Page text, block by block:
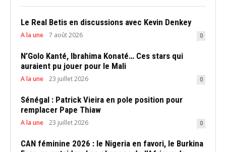
Le Real Betis en discussions avec Kevin Denkey
A la une 7 août 2026 0
N’Golo Kanté, Ibrahima Konaté… Ces stars qui
auraient pu jouer pour le Mali
A la une 23 juillet 2026 0
Sénégal : Patrick Vieira en pole position pour
remplacer Pape Thiaw
A la une 23 juillet 2026 0
CAN féminine 2026 : le Nigeria en favori, le Burkina